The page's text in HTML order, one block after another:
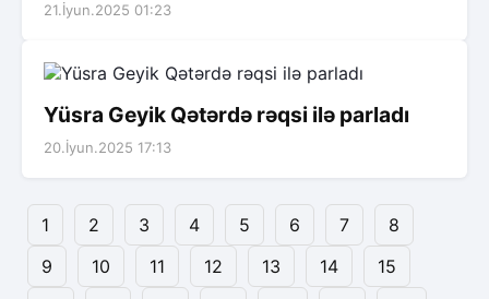
21.İyun.2025 01:23
Yüsra Geyik Qətərdə rəqsi ilə parladı
20.İyun.2025 17:13
1 2 3 4 5 6 7
8
9
10 11 12 13 14
15